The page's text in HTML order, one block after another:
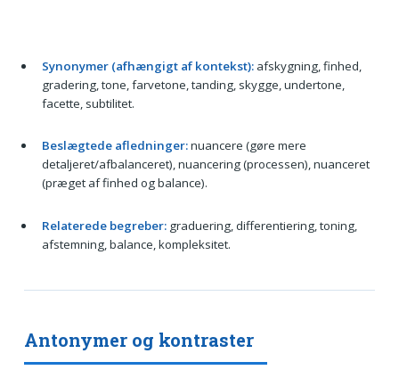
Synonymer (afhængigt af kontekst):afskygning, finhed,
gradering, tone, farvetone, tanding, skygge, undertone,
facette, subtilitet.
Beslægtede afledninger:nuancere (gøre mere
detaljeret/afbalanceret), nuancering (processen), nuanceret
(præget af finhed og balance).
Relaterede begreber:graduering, differentiering, toning,
afstemning, balance, kompleksitet.
Antonymer og kontraster